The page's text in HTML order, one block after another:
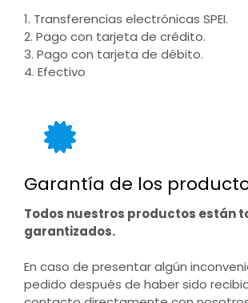
1. Transferencias electrónicas SPEI.
2. Pago con tarjeta de crédito.
3. Pago con tarjeta de débito.
4. Efectivo
Garantía de los
Todos nuestros productos están
garantizados.
En caso de presentar algún
pedido después de haber sido